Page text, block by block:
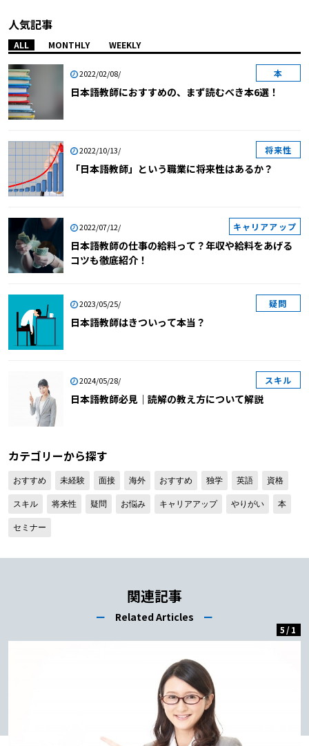
人気記事
ALL MONTHLY WEEKLY
2022/02/08/ 本
日本語教師におすすめの、まず読むべき本6選！
2022/10/13/ 将来性
「日本語教師」という職業に将来性はあるか？
2022/07/12/ キャリアアップ
日本語教師の仕事の給料って？年収や給料をあげる
コツも徹底紹介！
2023/05/25/ 疑問
日本語教師はきついって本当？
2024/05/28/ スキル
日本語教師必見｜読解の教え方について解説
カテゴリーから探す
おすすめ 未経験 面接 海外 おすすめ 独学 英語 資格
スキル 将来性 疑問 お悩み キャリアアップ やりがい 本
セミナー
関連記事
ー Related Articles ー
5 /1